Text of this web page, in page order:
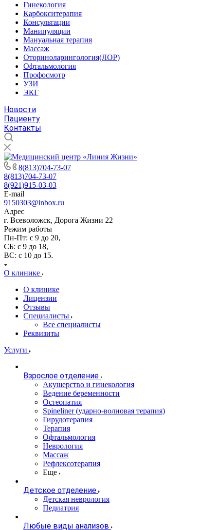
Гинекология
Карбокситерапия
Консультации
Манипуляции
Мануальная терапия
Массаж
Оториноларингология(ЛОР)
Офтальмология
Профосмотр
УЗИ
ЭКГ
Новости
Пациенту
Контакты
8(813)704-73-07
8(813)704-73-07
8(921)915-03-03
E-mail
9150303@inbox.ru
Адрес
г. Всеволожск, Дорога Жизни 22
Режим работы
Пн-Пт: с 9 до 20,
СБ: с 9 до 18,
ВС: с 10 до 15.
О клинике
О клинике
Лицензии
Отзывы
Специалисты
Все специалисты
Реквизиты
Услуги
Взрослое отделение
Акушерство и гинекология
Ведение беременности
Остеопатия
Spineliner (ударно-волновая терапия)
Гирудотерапия
Терапия
Офтальмология
Неврология
Массаж
Рефлексотерапия
Еще
Детское отделение
Детская неврология
Педиатрия
Любые виды анализов